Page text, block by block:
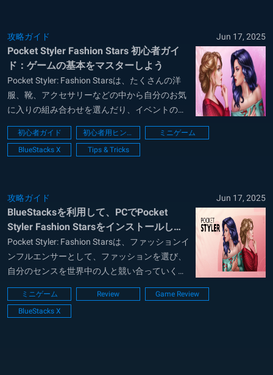
攻略ガイド Jun 17, 2025
Pocket Styler Fashion Stars 初心者ガイ
ド：ゲームの基本をマスターしよう
Pocket Styler: Fashion Starsは、たくさんの洋
服、靴、アクセサリーなどの中から自分のお気
に入りの組み合わせを選んだり、イベントのド
レスコードに合わせて、コーディネートを考
え、その評価によって報酬を得ていくゲームと
なっています。リーダーボードもあり、世界中
初心者ガイド 初心者用ヒント
ミニゲーム
BlueStacks X
Tips & Tricks
攻略ガイド Jun 17, 2025
BlueStacksを利用して、PCでPocket
Styler Fashion Starsをインストールし
て、プレイする方法
Pocket Styler: Fashion Starsは、ファッションイ
ンフルエンサーとして、ファッションを選び、
自分のセンスを世界中の人と競い合っていくゲ
ームです。 このゲームでは、簡単な操作なが
ら、いろいろな服を購入し、様々なファッショ
ンをドレスコードに合わせながら、組み合わせ
ミニゲーム Review
Game Review
BlueStacks X